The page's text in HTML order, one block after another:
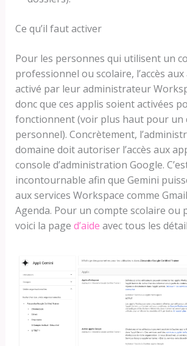
Ce qu’il faut activer
Pour les personnes qui utilisent un
professionnel ou scolaire, l’accès
activé par leur administrateur
donc que ces applis soient activées
fonctionnent (voir plus haut pour un
personnel). Concrètement,
domaine doit autoriser l’accès aux
console d’administration Google.
incontournable afin que Gemini
aux services Workspace comme
Agenda. Pour un compte scolaire ou
voici la page d’aide avec tous les